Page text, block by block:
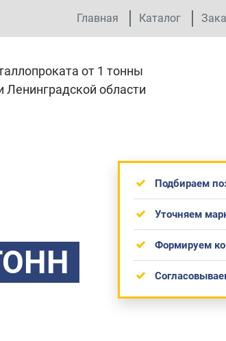
Главная Каталог
от 1 тонны
Ленинградской области
Подбираем
Уточняем
Формируем